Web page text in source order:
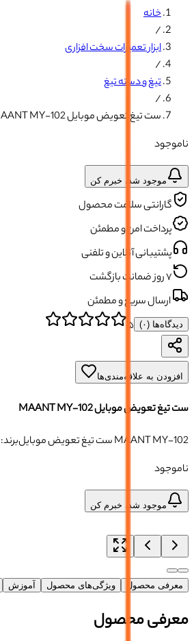
خانه
/
ابزار تعمیرات سخت افزاری
/
تیغ و دسته تیغ
/
ست تیغ تعویض موبایل MAANT MY-102
ناموجود
موجود شد، خبرم کن
گارانتی سلامت محصول
پرداخت امن و مطمئن
پشتیبانی آنلاین و تلفنی
۷ روز ضمانت بازگشت
ارسال سریع و مطمئن
دیدگاه‌ها (۰) ۵
افزودن به علاقه‌مندی‌ها
ست تیغ تعویض موبایل MAANT MY-102
ست تیغ تعویض موبایل MAANT MY-102
برند:
ناموجود
موجود شد، خبرم کن
معرفی محصول ویژگی‌های محصول آموزش
معرفی محصول